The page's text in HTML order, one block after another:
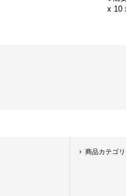
x 10
商品カテゴ